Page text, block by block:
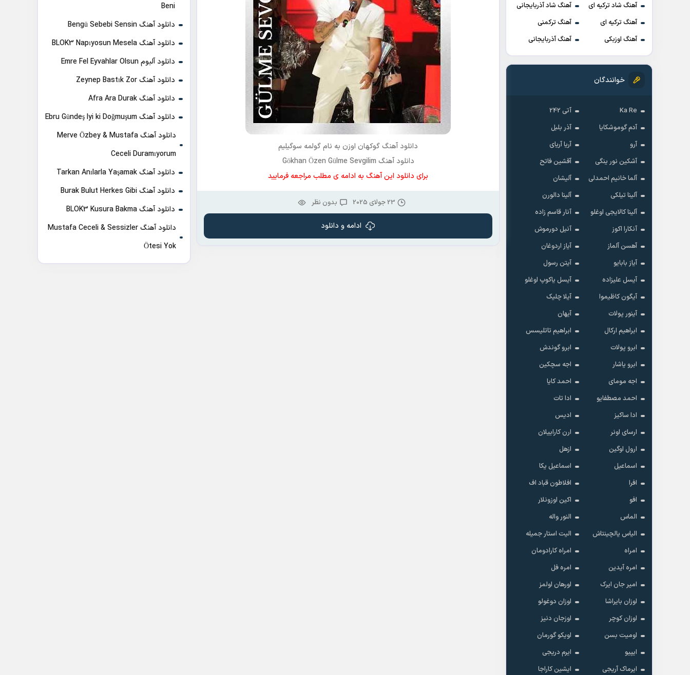
آهنگ شاد ترکیه ای
آهنگ شاد آذربایجانی
آهنگ ترکیه ای
آهنگ ترکمنی
آهنگ اوزبکی
آهنگ آذربایجانی
خوانندگان
Ka Re
آتی 242
آدم گوموشکایا
آذر بلبل
آرو
آریا آریای
آشکین نور ینگی
آقشین فاتح
آلما خانیم احمدلی
آلیشان
آلینا تیلکی
آلینا دالورن
آلینا کالایجی اوغلو
آنار قاسم زاده
آنکارا اکوز
آنیل دورموش
آهسن آلماز
آیاز اردوغان
آیاز بابایو
آیتن رسول
آیسل علیزاده
آیسل یاکوپ اوغلو
آیگون کاظیموا
آیلا چلیک
آینور پولات
آیهان
ابراهیم ارکال
ابراهیم تاتلیسس
ابرو پولات
ابرو گوندش
ابرو یاشار
اجه سچکین
اجه مومای
احمد کایا
احمد مصطفایو
ادا تات
ادا ساکیز
ادیس
ارسای اونر
ارن کاراییلان
ارول اوگین
ازهل
اسماعیل
اسماعیل یکا
افرا
افلاطون قباد اف
افو
اکین اوزونلار
الماس
النور واله
الیاس یالچینتاش
الیت استار جمیله
امراه
امراه کارادومان
امره آیدین
امره فل
امیر جان ایرک
اورهان اولمز
اوزان بایراشا
اوزان دوغولو
اوزان کوچر
اوزجان دنیز
اومیت بسن
اویکو گورمان
ایپیو
ایرم دریجی
ایرماک آریجی
ایشین کاراجا
دانلود آهنگ گوکهان اوزن به نامگولمه سوگیلیم
دانلود آهنگ Gökhan Özen Gülme Sevgilim
برای دانلود این آهنگ به ادامه ی مطلب مراجعه فرمایید
23 جولای 2025 بدون نظر
ادامه و دانلود
Beni
دانلود آهنگ Bengü Sebebi Sensin
دانلود آهنگ BLOK3 Napıyosun Mesela
دانلود آلبوم Emre Fel Eyvahlar Olsun
دانلود آهنگ Zeynep Bastık Zor
دانلود آهنگ Afra Ara Durak
دانلود آهنگ Ebru Gündeş Iyi ki Doğmuşum
دانلود آهنگ Merve Özbey & Mustafa
Ceceli Duramıyorum
دانلود آهنگ Tarkan Anılarla Yaşamak
دانلود آهنگ Burak Bulut Herkes Gibi
دانلود آهنگ BLOK3 Kusura Bakma
دانلود آهنگ Mustafa Ceceli & Sessizler
Ötesi Yok